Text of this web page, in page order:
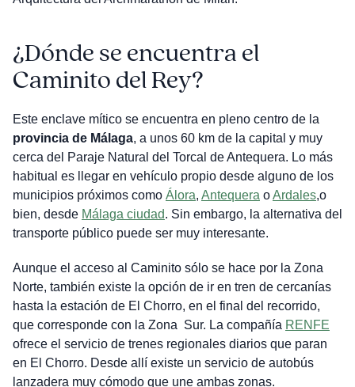
¿Dónde se encuentra el
Caminito del Rey?
Este enclave mítico se encuentra en pleno centro de la
provincia de Málaga, a unos 60 km de la capital y muy
cerca del Paraje Natural del Torcal de Antequera. Lo más
habitual es llegar en vehículo propio desde alguno de los
municipios próximos como Álora, Antequera oArdales,o
bien, desde Málaga ciudad. Sin embargo, la alternativa del
transporte público puede ser muy interesante.
Aunque el acceso al Caminito sólo se hace por la Zona
Norte, también existe la opción de ir en tren de cercanías
hasta la estación de El Chorro, en el final del recorrido,
que corresponde con la Zona Sur. La compañía RENFE
ofrece el servicio de trenes regionales diarios que paran
en El Chorro. Desde allí existe un servicio de autobús
lanzadera muy cómodo que une ambas zonas.